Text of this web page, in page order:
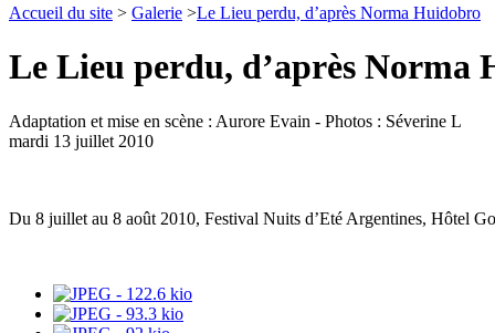
Accueil du site > Galerie >Le Lieu perdu, d’après Norma Huidobro
Le Lieu perdu, d’après Norma
Adaptation et mise en scène : Aurore Evain - Photos : Séverine L
mardi 13 juillet 2010
Du 8 juillet au 8 août 2010, Festival Nuits d’Eté Argentines, Hôtel